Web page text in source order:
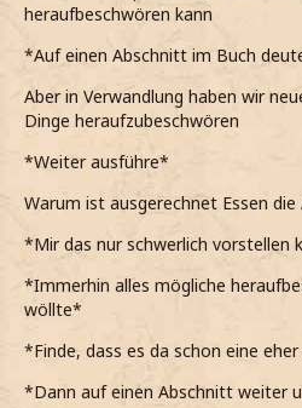
heraufbeschwören kann
*Auf einen Abschnitt im Buch
Aber in Verwandlung haben wir
Dinge heraufzubeschwören
*Weiter ausführe*
Warum ist ausgerechnet Essen die
*Mir das nur schwerlich vorstellen
*Immerhin alles mögliche
wöllte*
*Finde, dass es da schon eine
*Dann auf einen Abschnitt weiter